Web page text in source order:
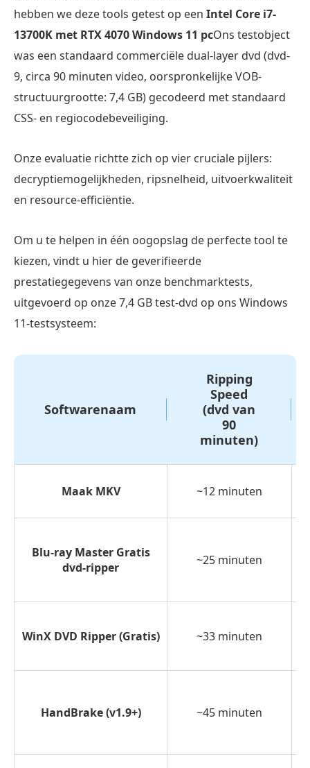
hebben we deze tools getest op een Intel Core i7-
13700K met RTX 4070 Windows 11 pcOns testobject
was een standaard commerciële dual-layer dvd (dvd-
9, circa 90 minuten video, oorspronkelijke VOB-
structuurgrootte: 7,4 GB) gecodeerd met standaard
CSS- en regiocodebeveiliging.
Onze evaluatie richtte zich op vier cruciale pijlers:
decryptiemogelijkheden, ripsnelheid, uitvoerkwaliteit
en resource-efficiëntie.
Om u te helpen in één oogopslag de perfecte tool te
kiezen, vindt u hier de geverifieerde
prestatiegegevens van onze benchmarktests,
uitgevoerd op onze 7,4 GB test-dvd op ons Windows
11-testsysteem:
Softwarenaam
Ripping
Speed
(dvd van
90
minuten)
Maak MKV ~12 minuten
Blu-ray Master Gratis
dvd-ripper
~25 minuten
WinX DVD Ripper (Gratis) ~33 minuten
HandBrake (v1.9+) ~45 minuten